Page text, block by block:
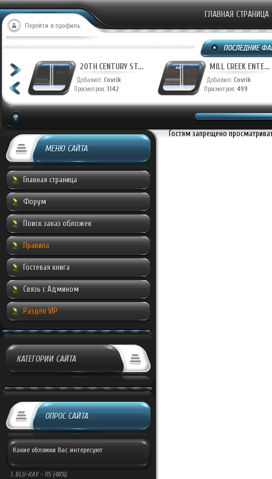
Перейти в профиль
ГЛАВНАЯ СТРАНИЦА
20TH CENTURY ST...
Добавил: Covrik
Просмотров: 1142
MILL CREEK ENTE...
Добавил: Covrik
Просмотров: 499
МЕНЮ САЙТА
Главная страница
Форум
Поиск заказ обложек
Правила
Гостевая книга
Связь с Админом
Раздел VIP
КАТЕГОРИИ САЙТА
ОПРОС САЙТА
Какие обложки Вас интересуют
1. BLU-RAY - 115 (48%)
Гостям запрещено